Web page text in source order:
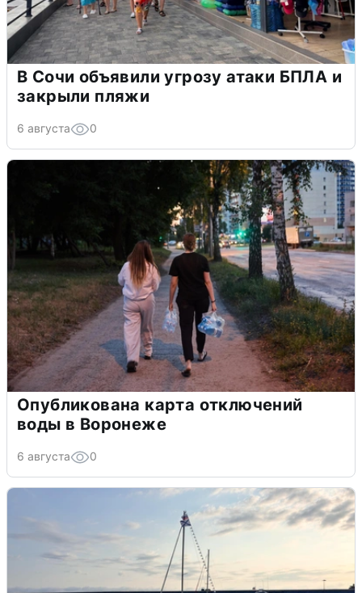
В Сочи объявили угрозу атаки БПЛА и
закрыли пляжи
6 августа 0
Опубликована карта отключений
воды в Воронеже
6 августа 0